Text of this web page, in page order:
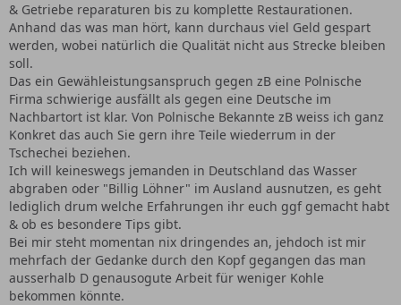
& Getriebe reparaturen bis zu komplette Restaurationen.
Anhand das was man hört, kann durchaus viel Geld gespart
werden, wobei natürlich die Qualität nicht aus Strecke bleiben
soll.
Das ein Gewähleistungsanspruch gegen zB eine Polnische
Firma schwierige ausfällt als gegen eine Deutsche im
Nachbartort ist klar. Von Polnische Bekannte zB weiss ich ganz
Konkret das auch Sie gern ihre Teile wiederrum in der
Tschechei beziehen.
Ich will keineswegs jemanden in Deutschland das Wasser
abgraben oder "Billig Löhner" im Ausland ausnutzen, es geht
lediglich drum welche Erfahrungen ihr euch ggf gemacht habt
& ob es besondere Tips gibt.
Bei mir steht momentan nix dringendes an, jehdoch ist mir
mehrfach der Gedanke durch den Kopf gegangen das man
ausserhalb D genausogute Arbeit für weniger Kohle
bekommen könnte.